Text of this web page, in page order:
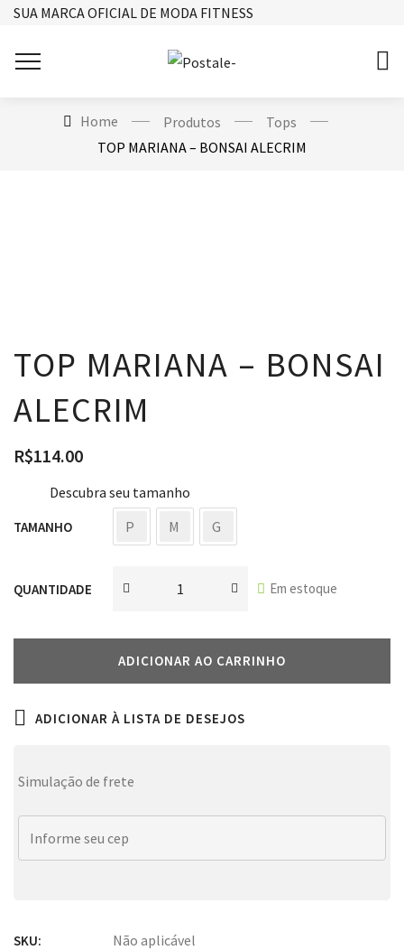
SUA MARCA OFICIAL DE MODA FITNESS
Home Produtos
Tops
TOP MARIANA – BONSAI ALECRIM
TOP MARIANA – BONSAI
ALECRIM
R$114.00
Descubra seu tamanho
TAMANHO P M G
QUANTIDADE Em estoque
ADICIONAR AO CARRINHO
ADICIONAR À LISTA DE DESEJOS
Simulação de frete
SKU: Não aplicável